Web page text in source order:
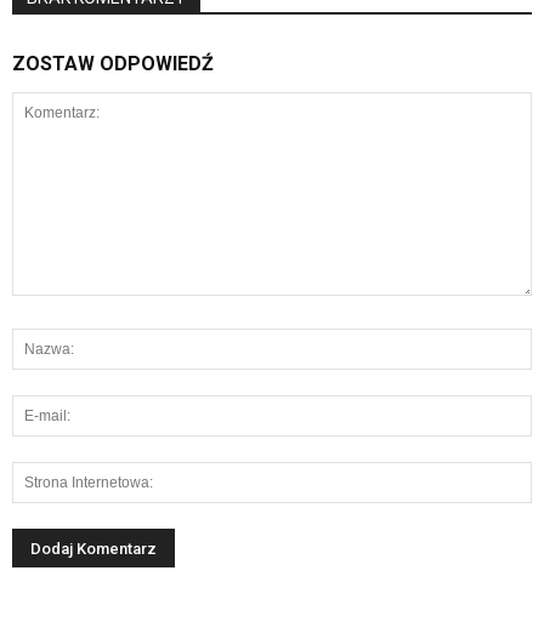
ZOSTAW ODPOWIEDŹ